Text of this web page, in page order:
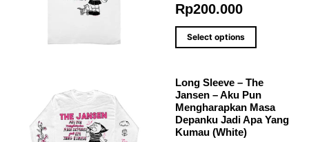
Rp200.000
Select options
Long Sleeve – The
Jansen – Aku Pun
Mengharapkan Masa
Depanku Jadi Apa Yang
Kumau (White)